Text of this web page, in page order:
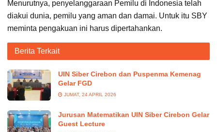
Menurutnya, penyelanggaraan Pemilu di Indonesia telah
diakui dunia, pemilu yang aman dan damai. Untuk itu SBY
meminta pengakuan ini harus dipertahankan.
Berita Terkait
UIN Siber Cirebon dan Puspenma Kemenag
Gelar FGD
JUMAT, 24 APRIL 2026
Jurusan Matematikan UIN Siber Cirebon Gelar
Guest Lecture